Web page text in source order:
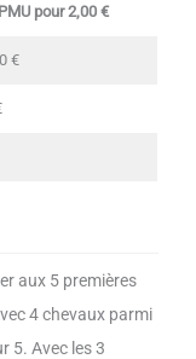
pour 2,00 €
€
aux 5 premières
4 chevaux parmi
5. Avec les 3